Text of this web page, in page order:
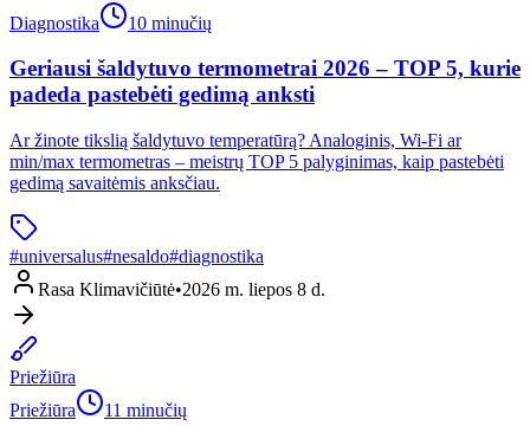
Diagnostika 10 minučių
Geriausi šaldytuvo termometrai 2026 – TOP 5, kurie
padeda pastebėti gedimą anksti
Ar žinote tikslią šaldytuvo temperatūrą? Analoginis, Wi-Fi ar
min/max termometras – meistrų TOP 5 palyginimas, kaip pastebėti
gedimą savaitėmis anksčiau.
#universalus#nesaldo#diagnostika
Rasa Klimavičiūtė•2026 m. liepos 8 d.
Priežiūra
Priežiūra
11 minučių